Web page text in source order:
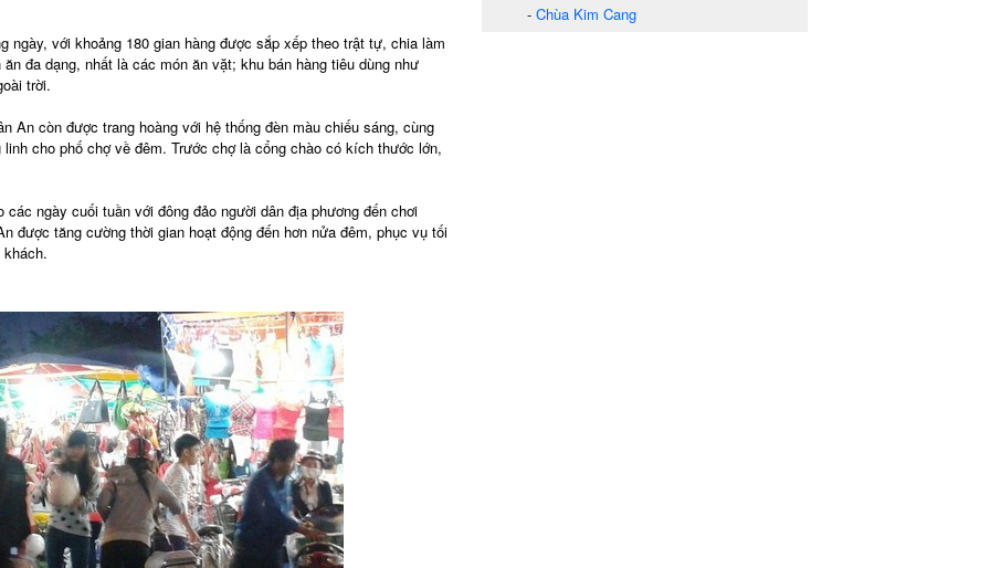
ngày, với khoảng 180 gian hàng được sắp xếp theo trật tự, chia làm
đa dạng, nhất là các món ăn vặt; khu bán hàng tiêu dùng như
trời.
An còn được trang hoàng với hệ thống đèn màu chiếu sáng, cùng
cho phố chợ về đêm. Trước chợ là cổng chào có kích thước lớn,
ngày cuối tuần với đông đảo người dân địa phương đến chơi
được tăng cường thời gian hoạt động đến hơn nửa đêm, phục vụ tối
- Chùa Kim Cang